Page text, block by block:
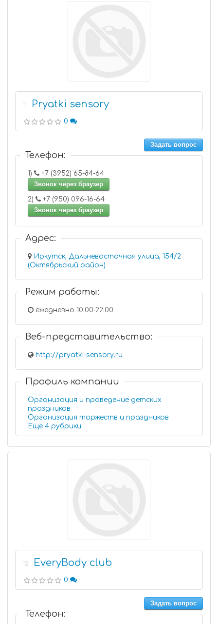
11 Pryatki sensory
0
Задать вопрос
Телефон:
1)
+7 (3952) 65-84-64
Звонок через браузер
2)
+7 (950) 096-16-64
Звонок через браузер
Адрес:
Иркутск, Дальневосточная улица, 154/2
(Октябрьский район)
Режим работы:
ежедневно 10:00-22:00
Веб-представительство:
http://pryatki-sensory.ru
Профиль компании
Организация и проведение детских
праздников
Организация торжеств и праздников
Еще 4 рубрики
12 EveryBody club
0
Задать вопрос
Телефон: